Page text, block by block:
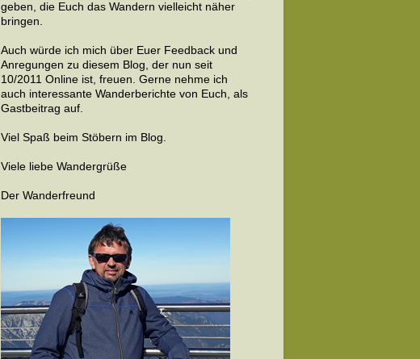
geben, die Euch das Wandern vielleicht näher
bringen.
Auch würde ich mich über Euer Feedback und
Anregungen zu diesem Blog, der nun seit
10/2011 Online ist, freuen. Gerne nehme ich
auch interessante Wanderberichte von Euch, als
Gastbeitrag auf.
Viel Spaß beim Stöbern im Blog.
Viele liebe Wandergrüße
Der Wanderfreund